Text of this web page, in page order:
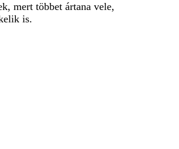
mert többet ártana vele,
is.